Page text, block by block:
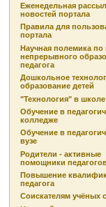
Еженедельная
новостей портала
Правила для
портала
Научная полемика
непрерывного
педагога
Дошкольное
образование детей
"Технология" в школе
Обучение в
колледже
Обучение в
вузе
Родители - активные
помощники
Повышение
педагога
Соискателям учёных